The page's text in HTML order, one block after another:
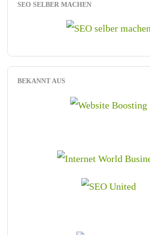
SEO SELBER MACHEN
BEKANNT AUS